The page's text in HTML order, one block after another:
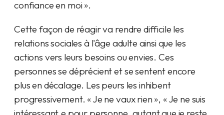
confiance en moi ».
Cette façon de réagir va rendre difficile les
relations sociales à l'âge adulte ainsi que les
actions vers leurs besoins ou envies. Ces
personnes se déprécient et se sentent encore
plus en décalage. Les peurs les inhibent
progressivement. « Je ne vaux rien », « Je ne suis